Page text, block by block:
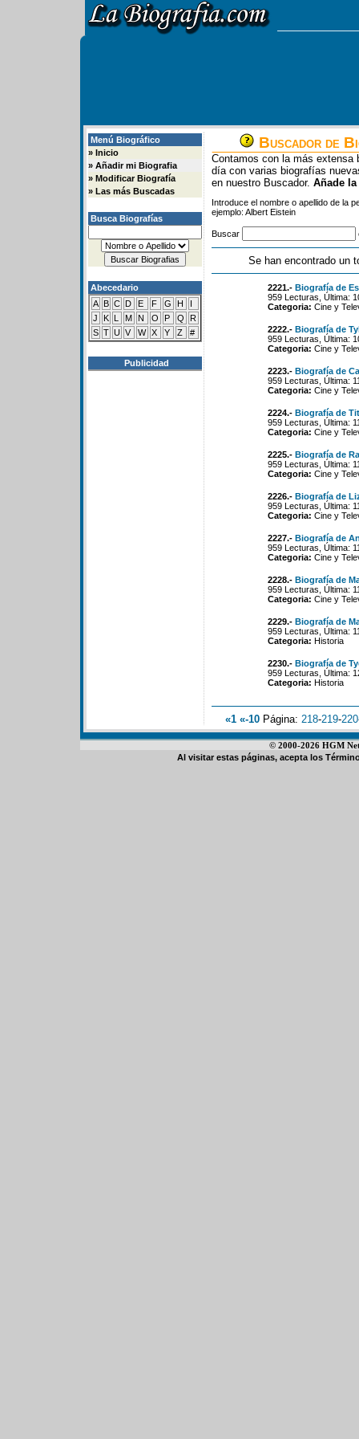
Menú Biográfico
» Inicio
» Añadir mi Biografia
» Modificar Biografía
» Las más Buscadas
Busca Biografías
Abecedario
A B C D E F G H
I
J
K L M N O P Q
R
S T U V W X Y Z #
Publicidad
Buscador de
Contamos con la más extensa
día con varias biografías
en nuestro Buscador. Añade
Introduce el nombre o apellido de la
ejemplo: Albert Eistein
Buscar
Se han encontrado un
2221.- Biografía de
959 Lecturas, Última:
Categoria: Cine y
2222.- Biografía de
959 Lecturas, Última:
Categoria: Cine y
2223.- Biografía de
959 Lecturas, Última:
Categoria: Cine y
2224.- Biografía de
959 Lecturas, Última:
Categoria: Cine y
2225.- Biografía de
959 Lecturas, Última:
Categoria: Cine y
2226.- Biografía de
959 Lecturas, Última:
Categoria: Cine y
2227.- Biografía de
959 Lecturas, Última:
Categoria: Cine y
2228.- Biografía de
959 Lecturas, Última:
Categoria: Cine y
2229.- Biografía de
959 Lecturas, Última:
Categoria: Historia
2230.- Biografía de
959 Lecturas, Última:
Categoria: Historia
«1 «-10 Página: 218-219-220
© 2000-2026 HGM
Al visitar estas páginas, acepta los